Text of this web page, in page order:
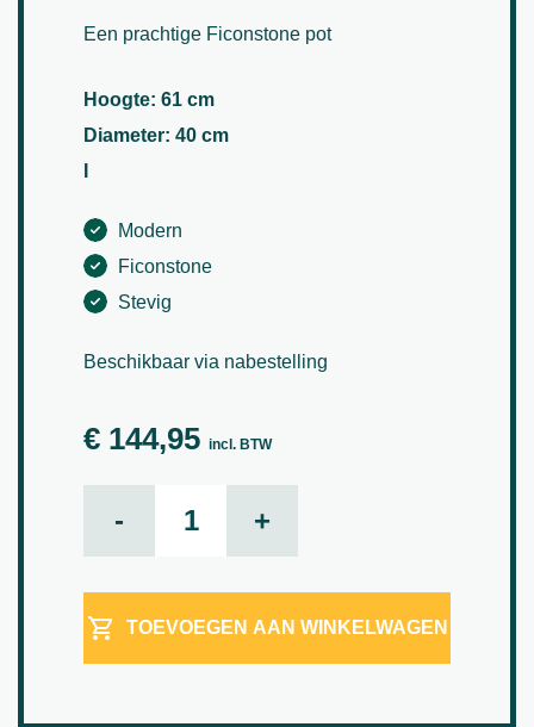
Een prachtige Ficonstone pot
Hoogte: 61 cm
Diameter: 40 cm
Modern
Ficonstone
Stevig
Beschikbaar via nabestelling
€ 144,95 incl. BTW
- +
TOEVOEGEN AAN WINKELWAGEN